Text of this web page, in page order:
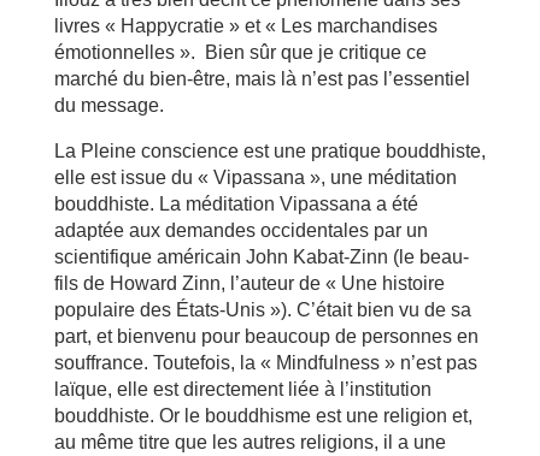
livres « Happycratie » et « Les marchandises
émotionnelles ». Bien sûr que je critique ce
marché du bien-être, mais là n’est pas l’essentiel
du message.
La Pleine conscience est une pratique bouddhiste,
elle est issue du « Vipassana », une méditation
bouddhiste. La méditation Vipassana a été
adaptée aux demandes occidentales par un
scientifique américain John Kabat-Zinn (le beau-
fils de Howard Zinn, l’auteur de « Une histoire
populaire des États-Unis »). C’était bien vu de sa
part, et bienvenu pour beaucoup de personnes en
souffrance. Toutefois, la « Mindfulness » n’est pas
laïque, elle est directement liée à l’institution
bouddhiste. Or le bouddhisme est une religion et,
au même titre que les autres religions, il a une